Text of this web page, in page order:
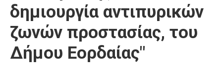
δημιουργία αντιπυρικών
ζωνών προστασίας, του
Δήμου Εορδαίας"